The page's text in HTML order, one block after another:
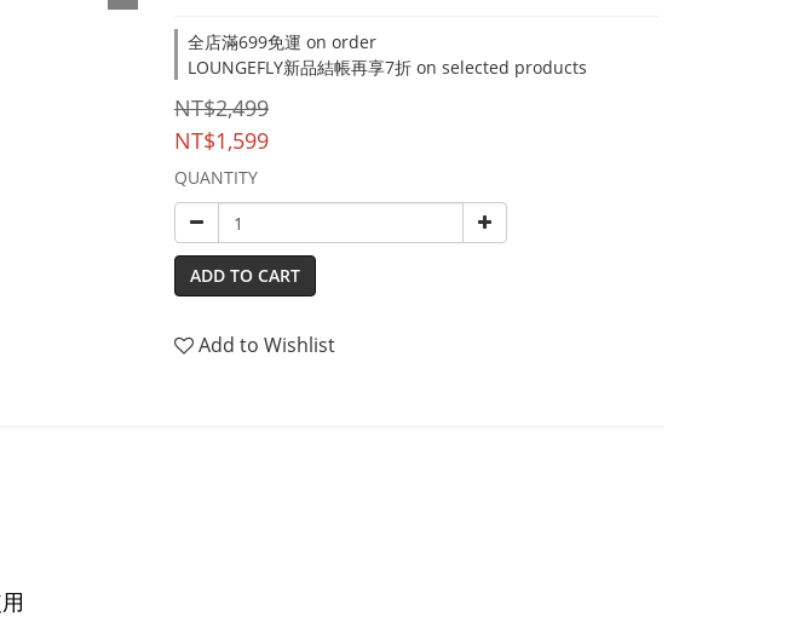
全店滿699免運 on order
LOUNGEFLY新品結帳再享7折 on selected products
NT$2,499
NT$1,599
QUANTITY
ADD TO CART
Add to Wishlist